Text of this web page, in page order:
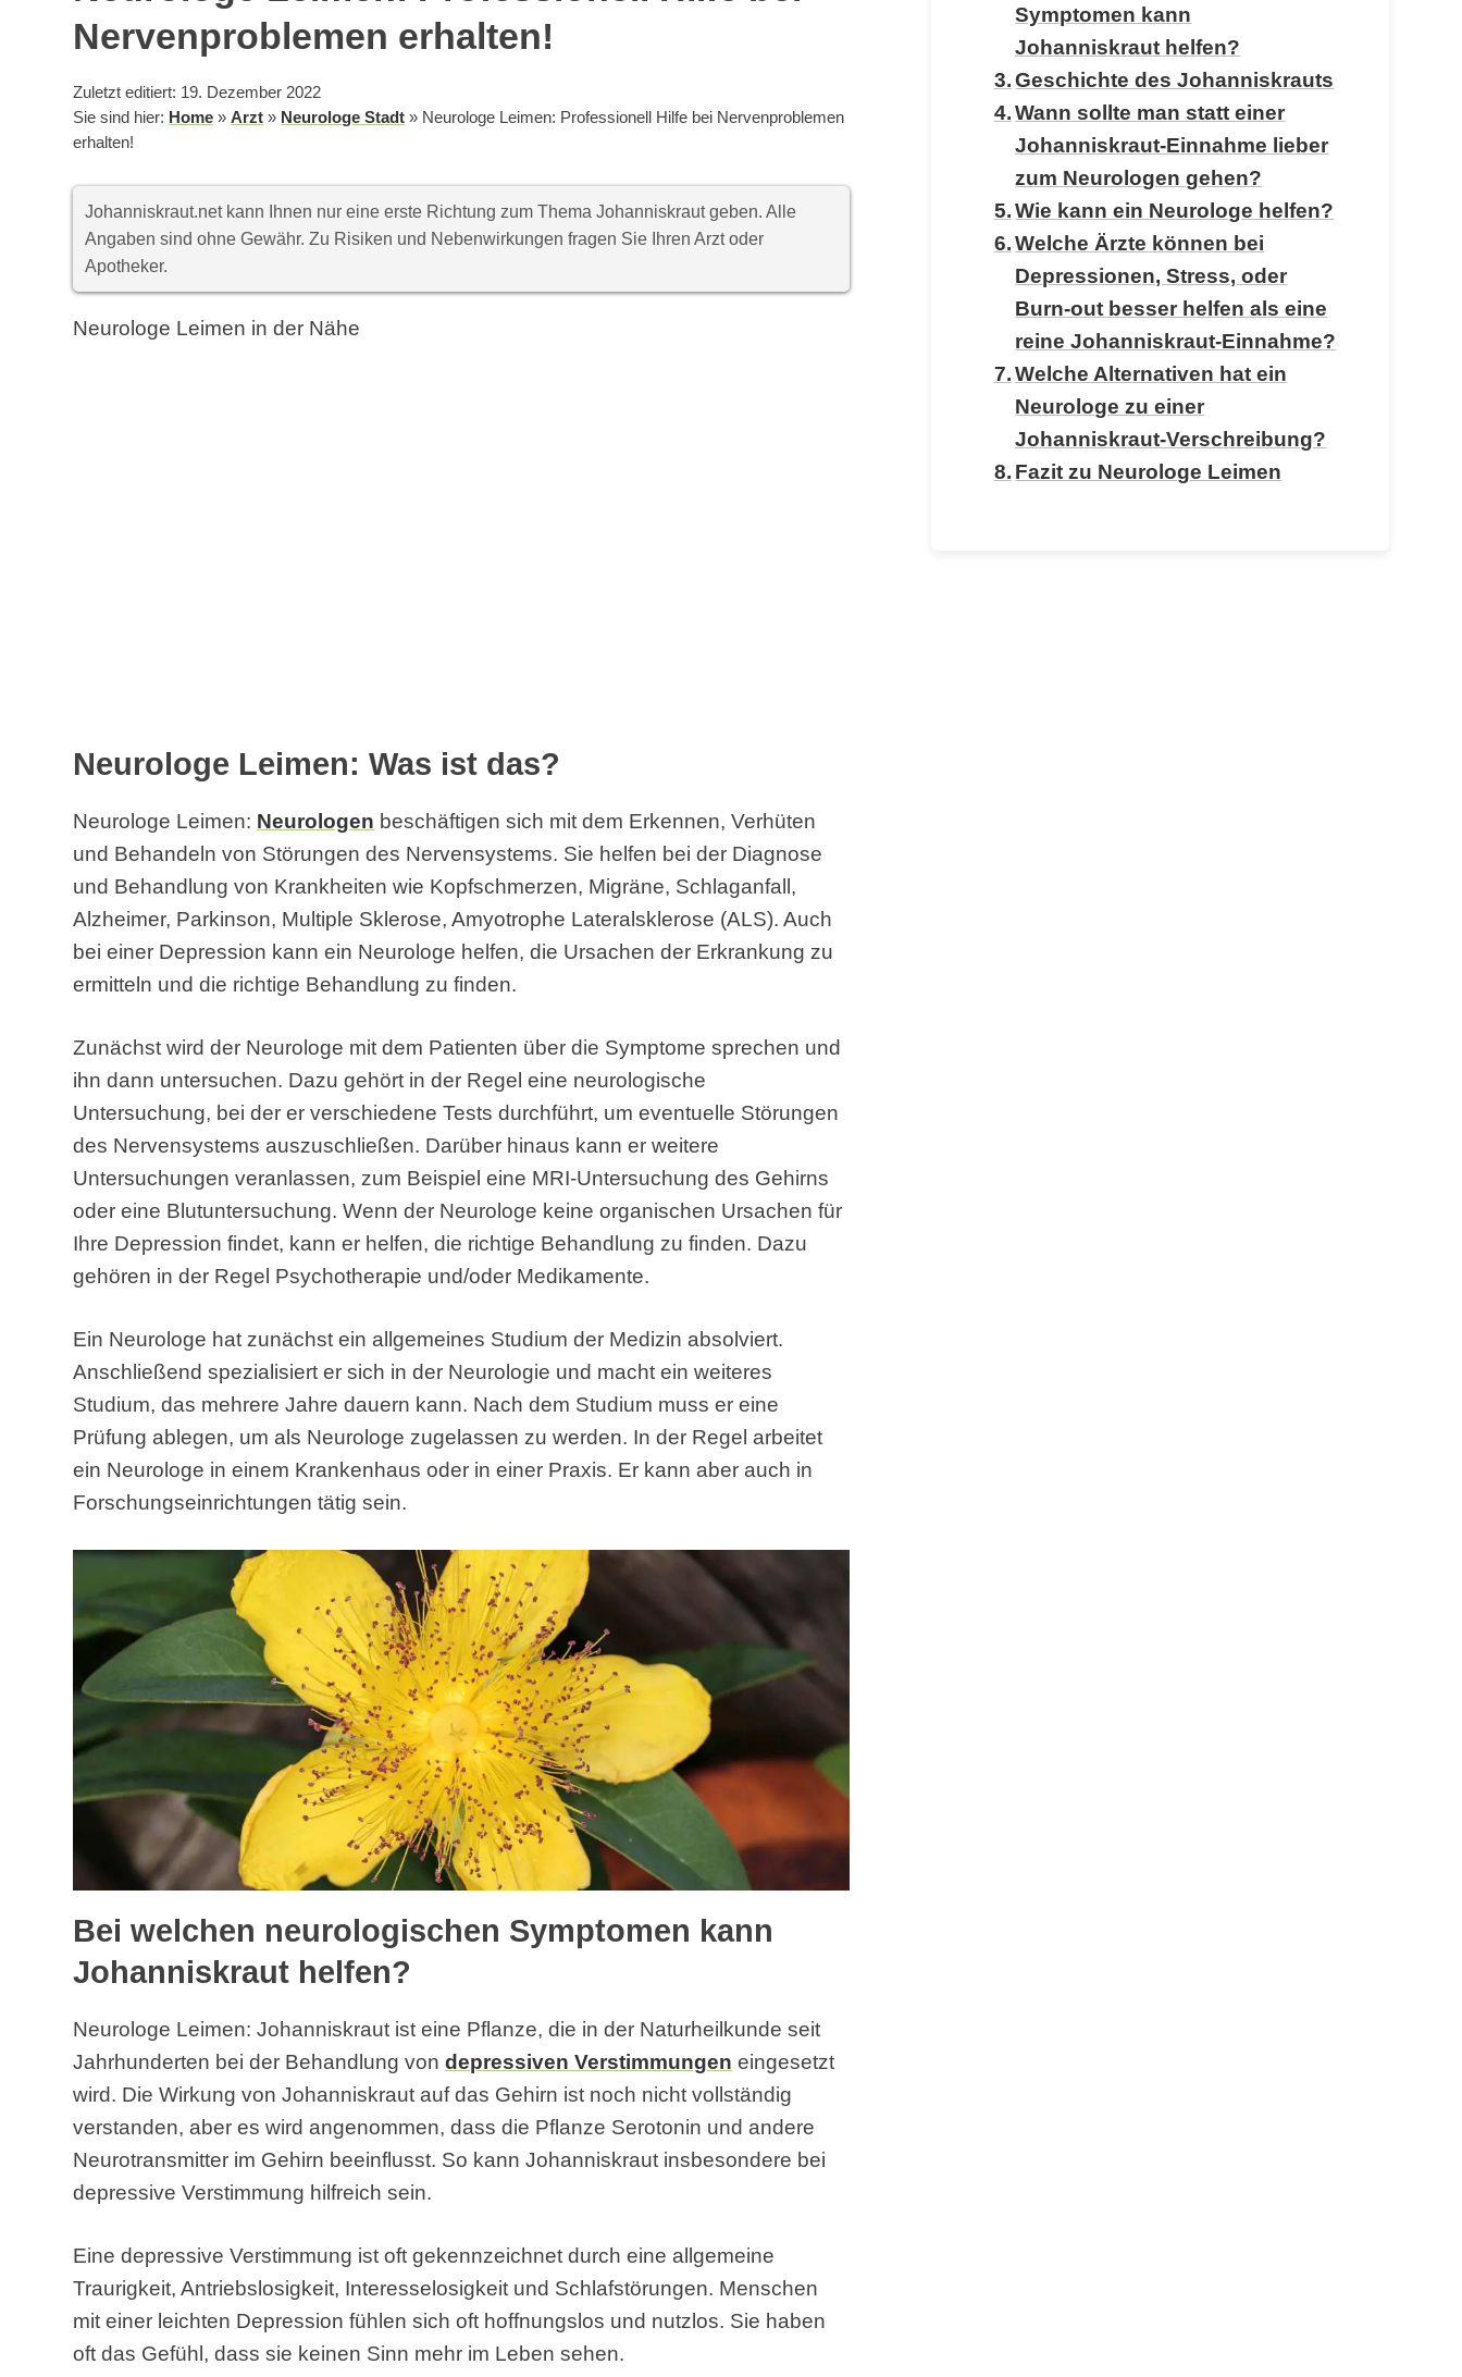
Nervenproblemen erhalten!
Zuletzt editiert: 19. Dezember 2022
Sie sind hier: Home »Arzt » Neurologe Stadt » Neurologe Leimen: Professionell Hilfe bei Nervenproblemen
erhalten!
Johanniskraut.net kann Ihnen nur eine erste Richtung zum Thema Johanniskraut geben. Alle
Angaben sind ohne Gewähr. Zu Risiken und Nebenwirkungen fragen Sie Ihren Arzt oder
Apotheker.
Neurologe Leimen in der Nähe
Neurologe Leimen: Was ist das?
Neurologe Leimen: Neurologen beschäftigen sich mit dem Erkennen, Verhüten
und Behandeln von Störungen des Nervensystems. Sie helfen bei der Diagnose
und Behandlung von Krankheiten wie Kopfschmerzen, Migräne, Schlaganfall,
Alzheimer, Parkinson, Multiple Sklerose, Amyotrophe Lateralsklerose (ALS). Auch
bei einer Depression kann ein Neurologe helfen, die Ursachen der Erkrankung zu
ermitteln und die richtige Behandlung zu finden.
Zunächst wird der Neurologe mit dem Patienten über die Symptome sprechen und
ihn dann untersuchen. Dazu gehört in der Regel eine neurologische
Untersuchung, bei der er verschiedene Tests durchführt, um eventuelle Störungen
des Nervensystems auszuschließen. Darüber hinaus kann er weitere
Untersuchungen veranlassen, zum Beispiel eine MRI-Untersuchung des Gehirns
oder eine Blutuntersuchung. Wenn der Neurologe keine organischen Ursachen für
Ihre Depression findet, kann er helfen, die richtige Behandlung zu finden. Dazu
gehören in der Regel Psychotherapie und/oder Medikamente.
Ein Neurologe hat zunächst ein allgemeines Studium der Medizin absolviert.
Anschließend spezialisiert er sich in der Neurologie und macht ein weiteres
Studium, das mehrere Jahre dauern kann. Nach dem Studium muss er eine
Prüfung ablegen, um als Neurologe zugelassen zu werden. In der Regel arbeitet
ein Neurologe in einem Krankenhaus oder in einer Praxis. Er kann aber auch in
Forschungseinrichtungen tätig sein.
Bei welchen neurologischen Symptomen kann
Johanniskraut helfen?
Neurologe Leimen: Johanniskraut ist eine Pflanze, die in der Naturheilkunde seit
Jahrhunderten bei der Behandlung vondepressiven Verstimmungen eingesetzt
wird. Die Wirkung von Johanniskraut auf das Gehirn ist noch nicht vollständig
verstanden, aber es wird angenommen, dass die Pflanze Serotonin und andere
Neurotransmitter im Gehirn beeinflusst. So kann Johanniskraut insbesondere bei
depressive Verstimmung hilfreich sein.
Eine depressive Verstimmung ist oft gekennzeichnet durch eine allgemeine
Traurigkeit, Antriebslosigkeit, Interesselosigkeit und Schlafstörungen. Menschen
mit einer leichten Depression fühlen sich oft hoffnungslos und nutzlos. Sie haben
oft das Gefühl, dass sie keinen Sinn mehr im Leben sehen.
Symptomen kann
Johanniskraut helfen?
Geschichte des Johanniskrauts
Wann sollte man statt einer
Johanniskraut-Einnahme lieber
zum Neurologen gehen?
Wie kann ein Neurologe helfen?
Welche Ärzte können bei
Depressionen, Stress, oder
Burn-out besser helfen als eine
reine Johanniskraut-Einnahme?
Welche Alternativen hat ein
Neurologe zu einer
Johanniskraut-Verschreibung?
Fazit zu Neurologe Leimen